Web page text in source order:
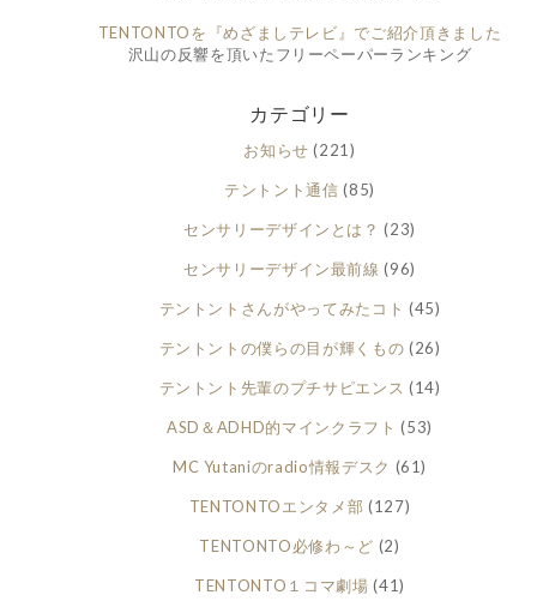
TENTONTOを『めざましテレビ』でご紹介頂きました
沢山の反響を頂いたフリーペーパーランキング
カテゴリー
お知らせ (221)
テントント通信 (85)
センサリーデザインとは？ (23)
センサリーデザイン最前線 (96)
テントントさんがやってみたコト (45)
テントントの僕らの目が輝くもの (26)
テントント先輩のプチサピエンス (14)
ASD＆ADHD的マインクラフト (53)
MC Yutaniのradio情報デスク (61)
TENTONTOエンタメ部 (127)
TENTONTO必修わ～ど (2)
TENTONTO１コマ劇場 (41)